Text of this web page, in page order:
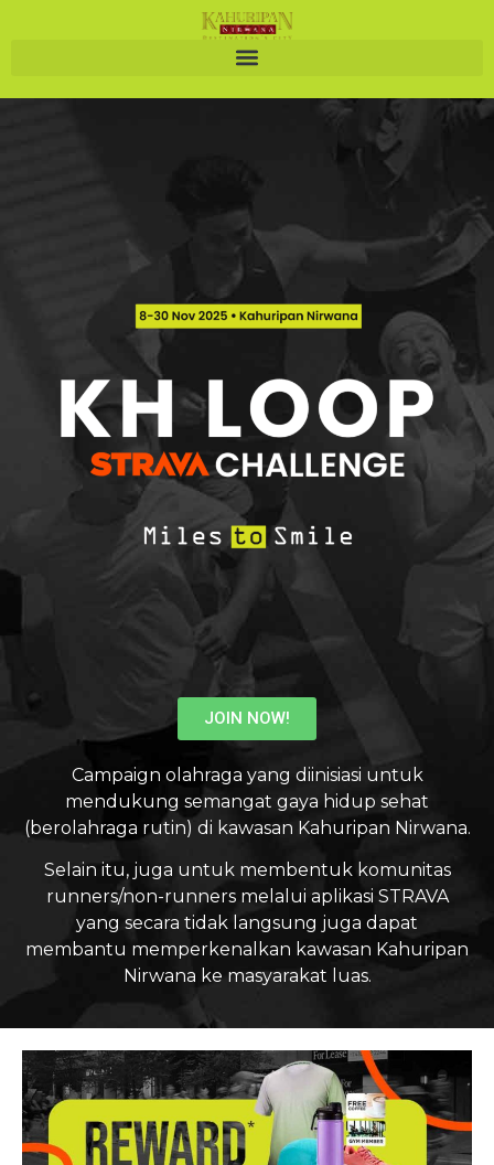
JOIN NOW!
Campaign olahraga yang diinisiasi untuk
mendukung semangat gaya hidup sehat
(berolahraga rutin) di kawasan Kahuripan Nirwana.
Selain itu, juga untuk membentuk komunitas
runners/non-runners melalui aplikasi STRAVA
yang secara tidak langsung juga dapat
membantu memperkenalkan kawasan Kahuripan
Nirwana ke masyarakat luas.